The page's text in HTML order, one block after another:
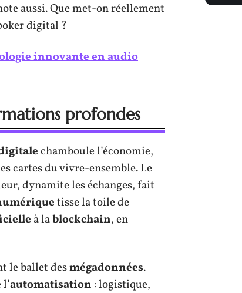
aussi. Que met-on réellement
digital ?
innovante en audio
profondes
chamboule l’économie,
cartes du vivre-ensemble. Le
dynamite les échanges, fait
tisse la toile de
à lablockchain, en
le ballet desmégadonnées.
automatisation : logistique,